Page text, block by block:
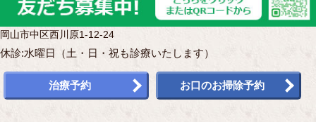
岡山市中区西川原1-12-24
休診:水曜日（土・日・祝も診療いたします）
治療予約 お口のお掃除予約